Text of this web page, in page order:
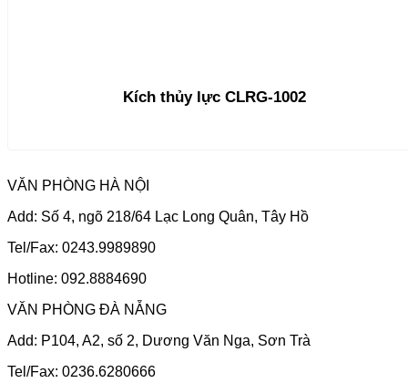
Kích thủy lực CLRG-1002
VĂN PHÒNG HÀ NỘI
Add: Số 4, ngõ 218/64 Lạc Long Quân, Tây Hồ
Tel/Fax: 0243.9989890
Hotline: 092.8884690
VĂN PHÒNG ĐÀ NẴNG
Add: P104, A2, số 2, Dương Văn Nga, Sơn Trà
Tel/Fax: 0236.6280666